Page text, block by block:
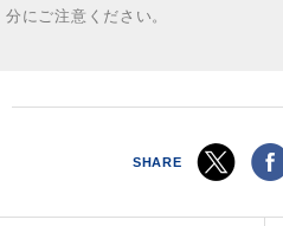
分にご注意ください。
SHARE